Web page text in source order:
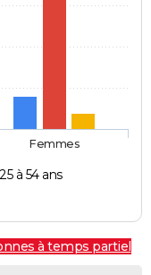
à 54 ans
Femmes
à temps partiel